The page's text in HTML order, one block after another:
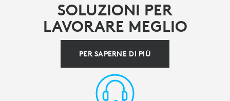
SOLUZIONI PER
LAVORARE MEGLIO
PER SAPERNE DI PIÙ